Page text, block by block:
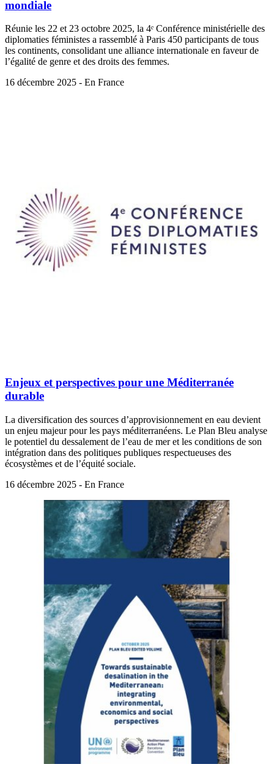
mondiale
Réunie les 22 et 23 octobre 2025, la 4ᵉ Conférence ministérielle des
diplomaties féministes a rassemblé à Paris 450 participants de tous
les continents, consolidant une alliance internationale en faveur de
l’égalité de genre et des droits des femmes.
16 décembre 2025 - En France
Enjeux et perspectives pour une Méditerranée
durable
La diversification des sources d’approvisionnement en eau devient
un enjeu majeur pour les pays méditerranéens. Le Plan Bleu analyse
le potentiel du dessalement de l’eau de mer et les conditions de son
intégration dans des politiques publiques respectueuses des
écosystèmes et de l’équité sociale.
16 décembre 2025 - En France